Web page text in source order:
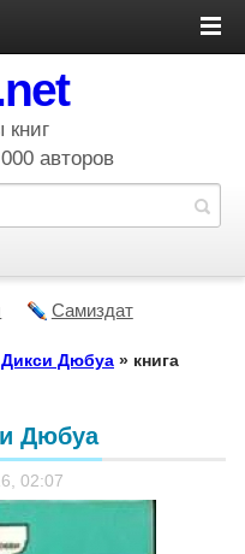
книг
авторов
Самиздат
Дикси Дюбуа » книга
Дюбуа
02:07